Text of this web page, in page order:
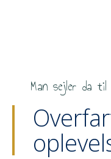
Man sejler da til